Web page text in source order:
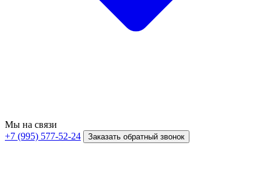
Мы на связи
+7 (995) 577-52-24
Заказать обратный звонок